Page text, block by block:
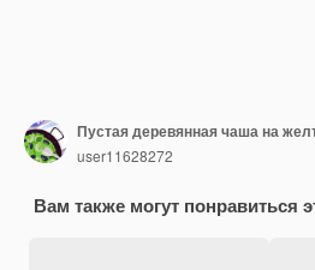
user11628272
Вам также могут понравиться